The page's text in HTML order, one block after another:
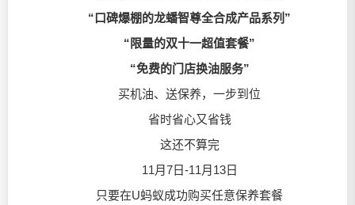
“口碑爆棚的龙蟠智尊全合成产品系列”
“限量的双十一超值套餐”
“免费的门店换油服务”
买机油、送保养，一步到位
省时省心又省钱
这还不算完
11月7日-11月13日
只要在U蚂蚁成功购买任意保养套餐